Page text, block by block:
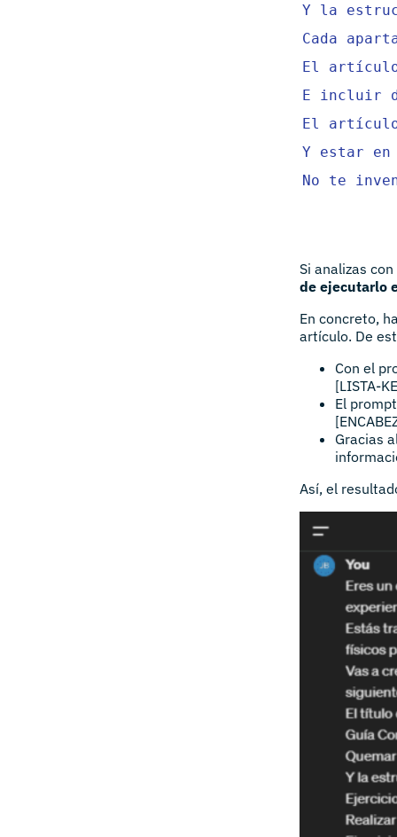
Y la
Cada
El artículo
E incluir
El
Y estar en
No te
Si analizas
de ejecutarlo
En concreto,
artículo. De
Con el
[LISTA-
El
Gracias
Así, el